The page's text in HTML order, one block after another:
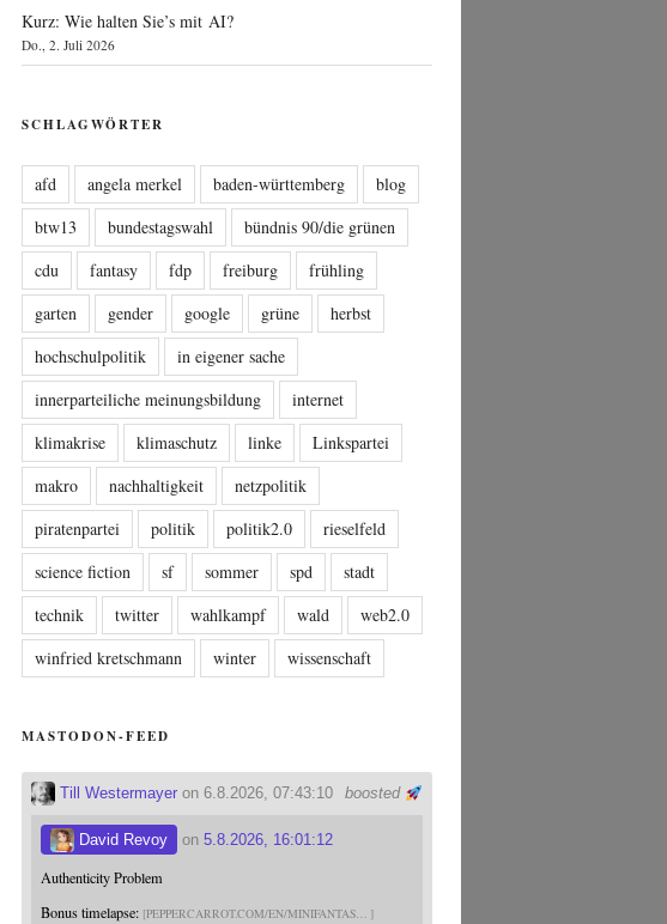
Kurz: Wie halten Sie’s mit AI?
Do., 2. Juli 2026
SCHLAGWÖRTER
afd angela merkel baden-württemberg
blog
btw13
bundestagswahl
bündnis 90/die grünen
cdu
fantasy fdp freiburg
frühling
garten
gender google grüne
herbst
hochschulpolitik
in eigener sache
innerparteiliche meinungsbildung
internet
klimakrise
klimaschutz linke
Linkspartei
makro
nachhaltigkeit
netzpolitik
piratenpartei
politik politik2.0
rieselfeld
science fiction
sf sommer spd
stadt
technik
twitter wahlkampf wald
web2.0
winfried kretschmann
winter wissenschaft
MASTODON-FEED
boosted
Till Westermayer on 6.8.2026, 07:43:10
David Revoy on5.8.2026, 16:01:12
Authenticity Problem
Bonus timelapse: PEPPERCARROT.COM/EN/MINIFANTAS